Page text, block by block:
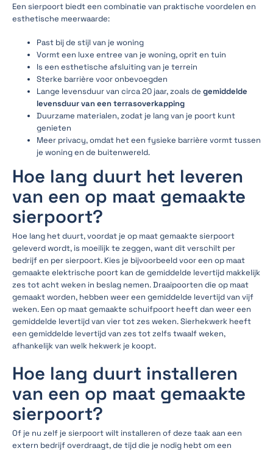
Een sierpoort biedt een combinatie van praktische voordelen en
esthetische meerwaarde:
Past bij de stijl van je woning
Vormt een luxe entree van je woning, oprit en tuin
Is een esthetische afsluiting van je terrein
Sterke barrière voor onbevoegden
Lange levensduur van circa 20 jaar, zoals de gemiddelde
levensduur van een terrasoverkapping
Duurzame materialen, zodat je lang van je poort kunt
genieten
Meer privacy, omdat het een fysieke barrière vormt tussen
je woning en de buitenwereld.
Hoe lang duurt het leveren
van een op maat gemaakte
sierpoort?
Hoe lang het duurt, voordat je op maat gemaakte sierpoort
geleverd wordt, is moeilijk te zeggen, want dit verschilt per
bedrijf en per sierpoort. Kies je bijvoorbeeld voor een op maat
gemaakte elektrische poort kan de gemiddelde levertijd makkelijk
zes tot acht weken in beslag nemen. Draaipoorten die op maat
gemaakt worden, hebben weer een gemiddelde levertijd van vijf
weken. Een op maat gemaakte schuifpoort heeft dan weer een
gemiddelde levertijd van vier tot zes weken. Sierhekwerk heeft
een gemiddelde levertijd van zes tot zelfs twaalf weken,
afhankelijk van welk hekwerk je koopt.
Hoe lang duurt installeren
van een op maat gemaakte
sierpoort?
Of je nu zelf je sierpoort wilt installeren of deze taak aan een
extern bedrijf overdraagt, de tijd die je nodig hebt om een